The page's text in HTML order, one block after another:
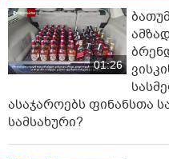
01:26
ასაჯაროებს ფინანსთა
სამსახური?